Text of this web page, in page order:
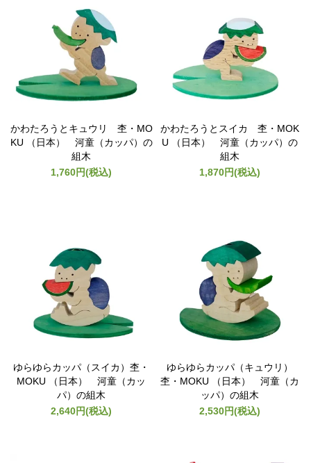
かわたろうとキュウリ 杢・MO
KU （日本） 河童（カッパ）の
組木
1,760円(税込)
かわたろうとスイカ 杢・MOK
U （日本） 河童（カッパ）の
組木
1,870円(税込)
ゆらゆらカッパ（スイカ）杢・
MOKU （日本） 河童（カッ
パ）の組木
2,640円(税込)
ゆらゆらカッパ（キュウリ）
杢・MOKU （日本） 河童（カ
ッパ）の組木
2,530円(税込)